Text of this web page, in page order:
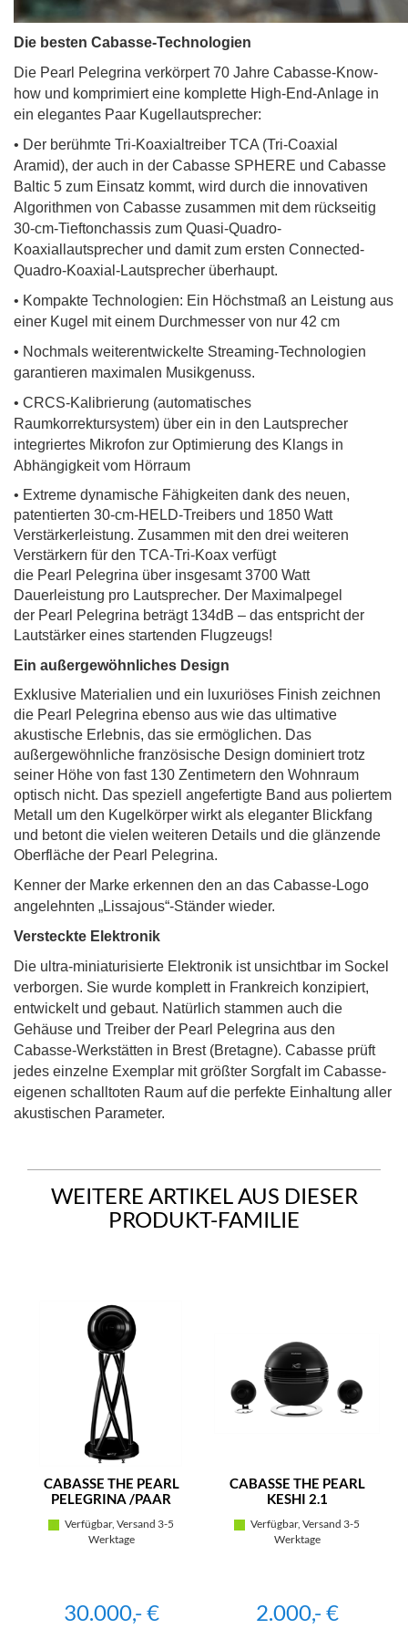
Die besten Cabasse-Technologien
Die Pearl Pelegrina verkörpert 70 Jahre Cabasse-Know-
how und komprimiert eine komplette High-End-Anlage in
ein elegantes Paar Kugellautsprecher:
• Der berühmte Tri-Koaxialtreiber TCA (Tri-Coaxial
Aramid), der auch in der Cabasse SPHERE und Cabasse
Baltic 5 zum Einsatz kommt, wird durch die innovativen
Algorithmen von Cabasse zusammen mit dem rückseitig
30-cm-Tieftonchassis zum Quasi-Quadro-
Koaxiallautsprecher und damit zum ersten Connected-
Quadro-Koaxial-Lautsprecher überhaupt.
• Kompakte Technologien: Ein Höchstmaß an Leistung aus
einer Kugel mit einem Durchmesser von nur 42 cm
• Nochmals weiterentwickelte Streaming-Technologien
garantieren maximalen Musikgenuss.
• CRCS-Kalibrierung (automatisches
Raumkorrektursystem) über ein in den Lautsprecher
integriertes Mikrofon zur Optimierung des Klangs in
Abhängigkeit vom Hörraum
• Extreme dynamische Fähigkeiten dank des neuen,
patentierten 30-cm-HELD-Treibers und 1850 Watt
Verstärkerleistung. Zusammen mit den drei weiteren
Verstärkern für den TCA-Tri-Koax verfügt
die Pearl Pelegrina über insgesamt 3700 Watt
Dauerleistung pro Lautsprecher. Der Maximalpegel
der Pearl Pelegrina beträgt 134dB – das entspricht der
Lautstärker eines startenden Flugzeugs!
Ein außergewöhnliches Design
Exklusive Materialien und ein luxuriöses Finish zeichnen
die Pearl Pelegrina ebenso aus wie das ultimative
akustische Erlebnis, das sie ermöglichen. Das
außergewöhnliche französische Design dominiert trotz
seiner Höhe von fast 130 Zentimetern den Wohnraum
optisch nicht. Das speziell angefertigte Band aus poliertem
Metall um den Kugelkörper wirkt als eleganter Blickfang
und betont die vielen weiteren Details und die glänzende
Oberfläche der Pearl Pelegrina.
Kenner der Marke erkennen den an das Cabasse-Logo
angelehnten „Lissajous“-Ständer wieder.
Versteckte Elektronik
Die ultra-miniaturisierte Elektronik ist unsichtbar im Sockel
verborgen. Sie wurde komplett in Frankreich konzipiert,
entwickelt und gebaut. Natürlich stammen auch die
Gehäuse und Treiber der Pearl Pelegrina aus den
Cabasse-Werkstätten in Brest (Bretagne). Cabasse prüft
jedes einzelne Exemplar mit größter Sorgfalt im Cabasse-
eigenen schalltoten Raum auf die perfekte Einhaltung aller
akustischen Parameter.
WEITERE ARTIKEL AUS DIESER
PRODUKT-FAMILIE
CABASSE THE PEARL
PELEGRINA /PAAR
Verfügbar, Versand 3-5
Werktage
30.000,- €
CABASSE THE PEARL
KESHI 2.1
Verfügbar, Versand 3-5
Werktage
2.000,- €